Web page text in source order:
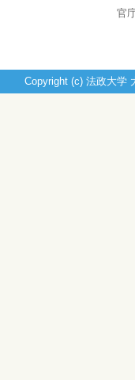
官
Copyright (c) 法政大学